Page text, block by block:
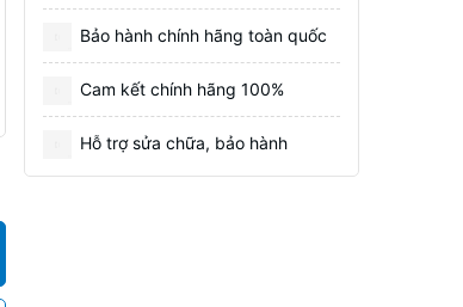
Bảo hành chính hãng toàn quốc
Cam kết chính hãng 100%
Hỗ trợ sửa chữa, bảo hành